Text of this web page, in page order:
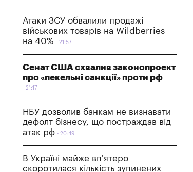
Атаки ЗСУ обвалили продажі
військових товарів на Wildberries
на 40%
21:57
Сенат США схвалив законопроект
про «пекельні санкції» проти рф
21:17
НБУ дозволив банкам не визнавати
дефолт бізнесу, що постраждав від
атак рф
20:49
В Україні майже вп'ятеро
скоротилася кількість зупинених